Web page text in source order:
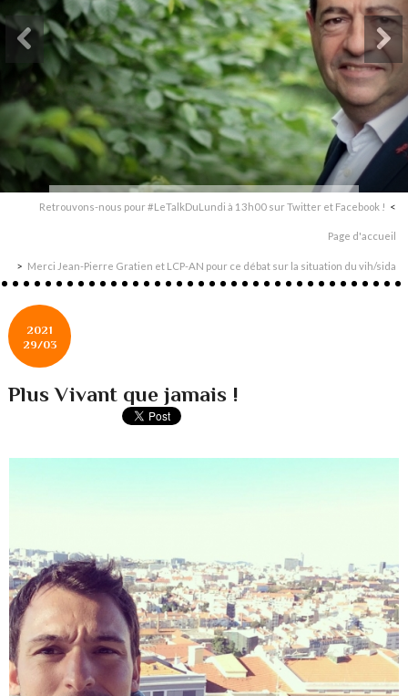
Retrouvons-nous pour #LeTalkDuLundi à 13h00 sur Twitter et Facebook !
Page d'accueil
Merci Jean-Pierre Gratien et LCP-AN pour ce débat sur la situation du vih/sida
2021
29/03
Plus Vivant que jamais !